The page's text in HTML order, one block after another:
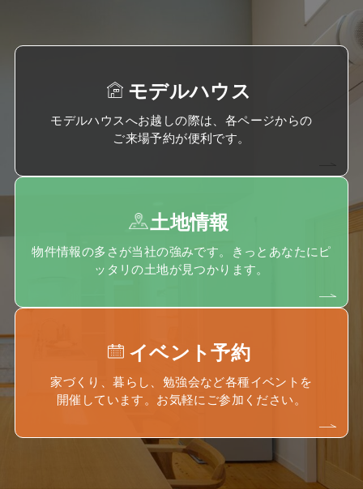
モデルハウス
モデルハウスへお越しの際は、各ページからの
ご来場予約が便利です。
土地情報
物件情報の多さが当社の強みです。きっとあなたにピ
ッタリの土地が見つかります。
イベント予約
家づくり、暮らし、勉強会など各種イベントを
開催しています。お気軽にご参加ください。